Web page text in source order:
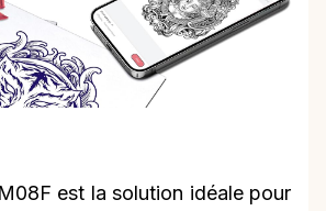
est la solution idéale pour